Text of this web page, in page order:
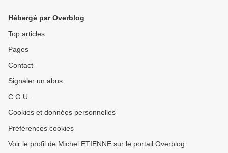
Hébergé par Overblog
Top articles
Pages
Contact
Signaler un abus
C.G.U.
Cookies et données personnelles
Préférences cookies
Voir le profil de Michel ETIENNE sur le portail Overblog